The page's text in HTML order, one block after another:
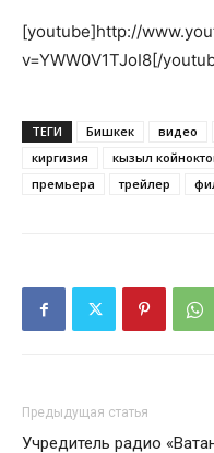
[youtube]http://
v=YWW0V1TJoI8[/
ТЕГИ Бишкек видео
киргизия
кызыл
премьера
трейлер
Предыдущая статья
Учредитель радио